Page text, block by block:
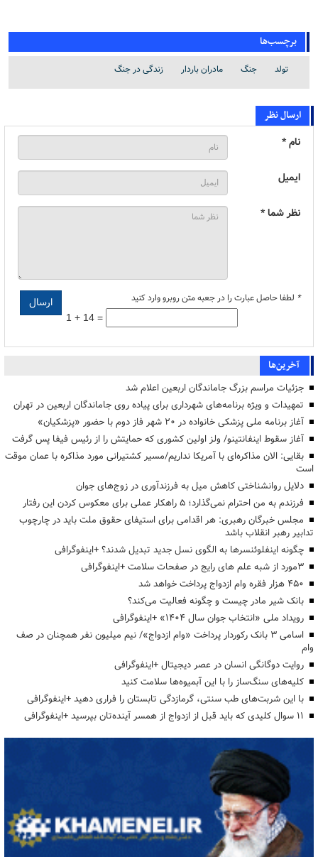
برچسب‌ها
تولد جنگ مادران باردار زندگی در جنگ
ارسال نظر
نام *
ایمیل
نظر شما *
* لطفا حاصل عبارت را در جعبه متن روبرو وارد کنید
1 + 14 =
آخرین‌ها
جزئیات مراسم بزرگ جاماندگان اربعین اعلام شد
تمهیدات و ویژه برنامه‌های شهرداری برای پیاده روی جاماندگان اربعین در تهران
آغاز برنامه ملی پزشکی خانواده در ۲۰ شهر فاز دوم با حضور «پزشکیان»
آغاز سقوط اینفانتینو/ ولز اولین کشوری که حمایتش را از رئیس فیفا پس گرفت
بقایی: الان مذاکره‌ای با آمریکا نداریم/مسیر کشتیرانی مورد مذاکره با عمان موقت
است
دلایل روانشناختی کاهش میل به فرزندآوری در زوج‌های جوان
فرزندم به من احترام نمی‌گذارد؛ ۵ راهکار عملی برای معکوس کردن این رفتار
مجلس خبرگان رهبری: هر اقدامی برای استیفای حقوق ملت باید در چارچوب
تدابیر رهبر انقلاب باشد
چگونه اینفلوئنسرها به الگوی نسل جدید تبدیل شدند؟ +اینفوگرافی
3مورد از شبه علم های رایج در صفحات سلامت +اینفوگرافی
۴۵۰ هزار فقره وام ازدواج پرداخت خواهد شد
بانک شیر مادر چیست و چگونه فعالیت می‌کند؟
رویداد ملی «انتخاب جوان سال ۱۴۰۴» +اینفوگرافی
اسامی ۳ بانک رکوردار پرداخت «وام ازدواج»/ نیم میلیون نفر همچنان در صف
وام
روایت دوگانگی انسان در عصر دیجیتال +اینفوگرافی
کلیه‌های سنگ‌ساز را با این آبمیوه‌ها سلامت کنید
با این شربت‌های طب سنتی، گرمازدگی تابستان را فراری دهید +اینفوگرافی
۱۱ سوال کلیدی که باید قبل از ازدواج از همسر آینده‌تان بپرسید +اینفوگرافی